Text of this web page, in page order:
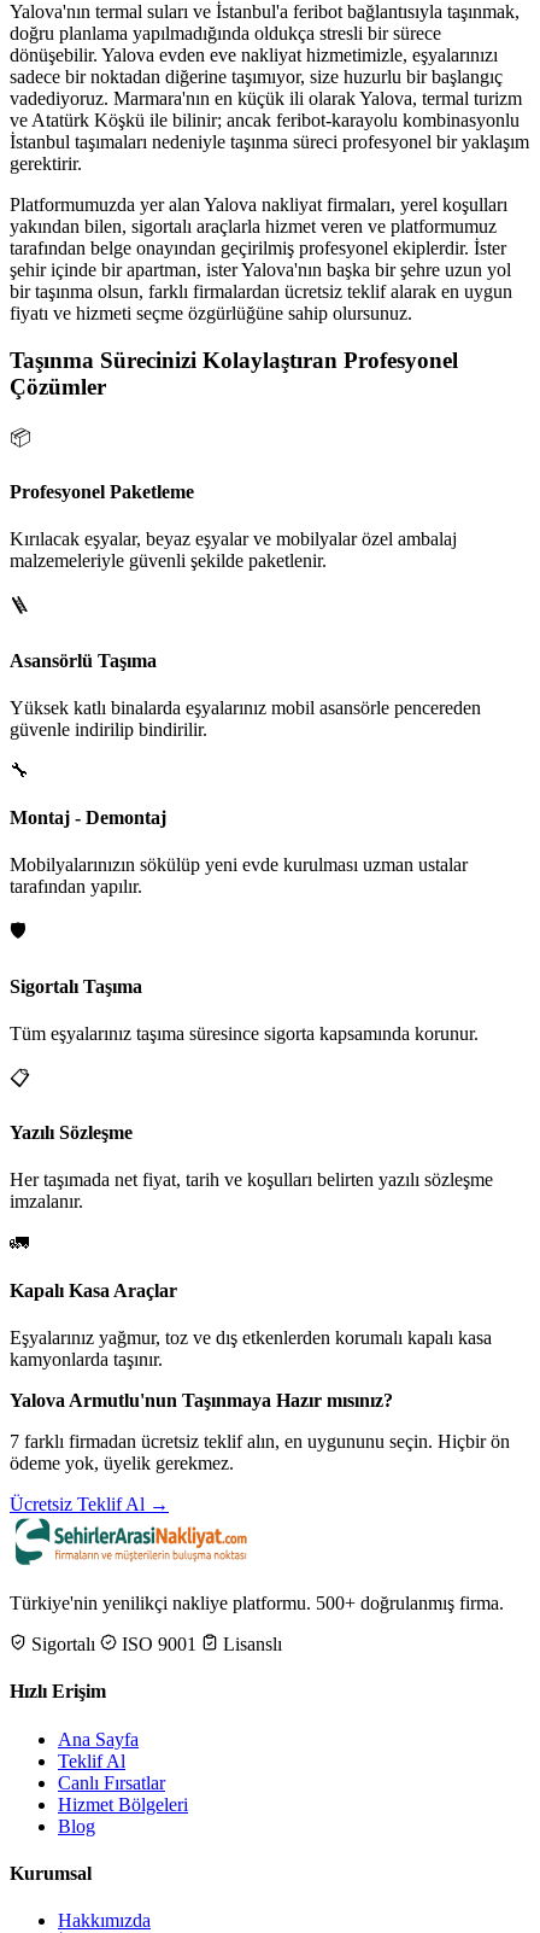
Yalova'nın termal suları ve İstanbul'a feribot bağlantısıyla taşınmak,
doğru planlama yapılmadığında oldukça stresli bir sürece
dönüşebilir. Yalova evden eve nakliyat hizmetimizle, eşyalarınızı
sadece bir noktadan diğerine taşımıyor, size huzurlu bir başlangıç
vadediyoruz. Marmara'nın en küçük ili olarak Yalova, termal turizm
ve Atatürk Köşkü ile bilinir; ancak feribot-karayolu kombinasyonlu
İstanbul taşımaları nedeniyle taşınma süreci profesyonel bir yaklaşım
gerektirir.
Platformumuzda yer alan Yalova nakliyat firmaları, yerel koşulları
yakından bilen, sigortalı araçlarla hizmet veren ve platformumuz
tarafından belge onayından geçirilmiş profesyonel ekiplerdir. İster
şehir içinde bir apartman, ister Yalova'nın başka bir şehre uzun yol
bir taşınma olsun, farklı firmalardan ücretsiz teklif alarak en uygun
fiyatı ve hizmeti seçme özgürlüğüne sahip olursunuz.
Taşınma Sürecinizi Kolaylaştıran Profesyonel
Çözümler
📦
Profesyonel Paketleme
Kırılacak eşyalar, beyaz eşyalar ve mobilyalar özel ambalaj
malzemeleriyle güvenli şekilde paketlenir.
🪜
Asansörlü Taşıma
Yüksek katlı binalarda eşyalarınız mobil asansörle pencereden
güvenle indirilip bindirilir.
🔧
Montaj - Demontaj
Mobilyalarınızın sökülüp yeni evde kurulması uzman ustalar
tarafından yapılır.
🛡️
Sigortalı Taşıma
Tüm eşyalarınız taşıma süresince sigorta kapsamında korunur.
📋
Yazılı Sözleşme
Her taşımada net fiyat, tarih ve koşulları belirten yazılı sözleşme
imzalanır.
🚛
Kapalı Kasa Araçlar
Eşyalarınız yağmur, toz ve dış etkenlerden korumalı kapalı kasa
kamyonlarda taşınır.
Yalova Armutlu'nun Taşınmaya Hazır mısınız?
7 farklı firmadan ücretsiz teklif alın, en uygununu seçin. Hiçbir ön
ödeme yok, üyelik gerekmez.
Ücretsiz Teklif Al →
Türkiye'nin yenilikçi nakliye platformu. 500+ doğrulanmış firma.
Sigortalı
ISO 9001 Lisanslı
Hızlı Erişim
Ana Sayfa
Teklif Al
Canlı Fırsatlar
Hizmet Bölgeleri
Blog
Kurumsal
Hakkımızda